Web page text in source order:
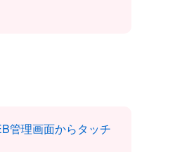
管理画面からタッチ